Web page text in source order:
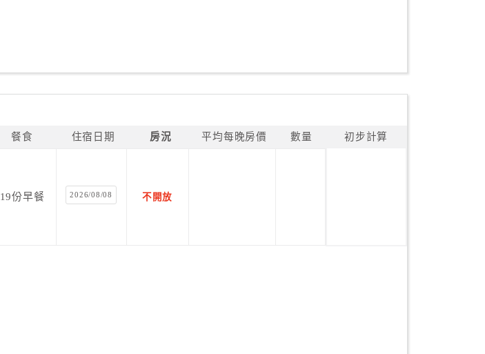
餐食 住宿日期 房況 平均每晚房價 數量 初步計算
19份早餐 2026/08/08 不開放